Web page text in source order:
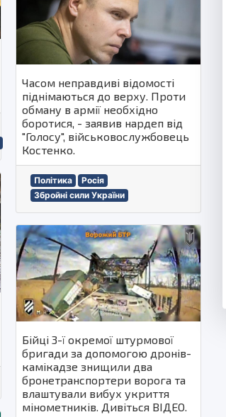
Часом неправдиві відомості
піднімаються до верху. Проти
обману в армії необхідно
боротися, - заявив нардеп від
"Голосу", військовослужбовець
Костенко.
Політика
Росія
Збройні сили України
Бійці 3-ї окремої штурмової
бригади за допомогою дронів-
камікадзе знищили два
бронетранспортери ворога та
влаштували вибух укриття
мінометників. Дивіться ВIДЕО.